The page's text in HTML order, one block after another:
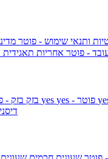
ותנאי שימוש - פוטר
- פוטר אחריות תאגידית
בזק בזק - yes